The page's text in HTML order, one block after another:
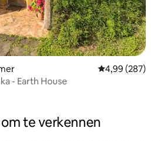
Gemiddelde
4,99 (287)
- Earth House
te verkennen